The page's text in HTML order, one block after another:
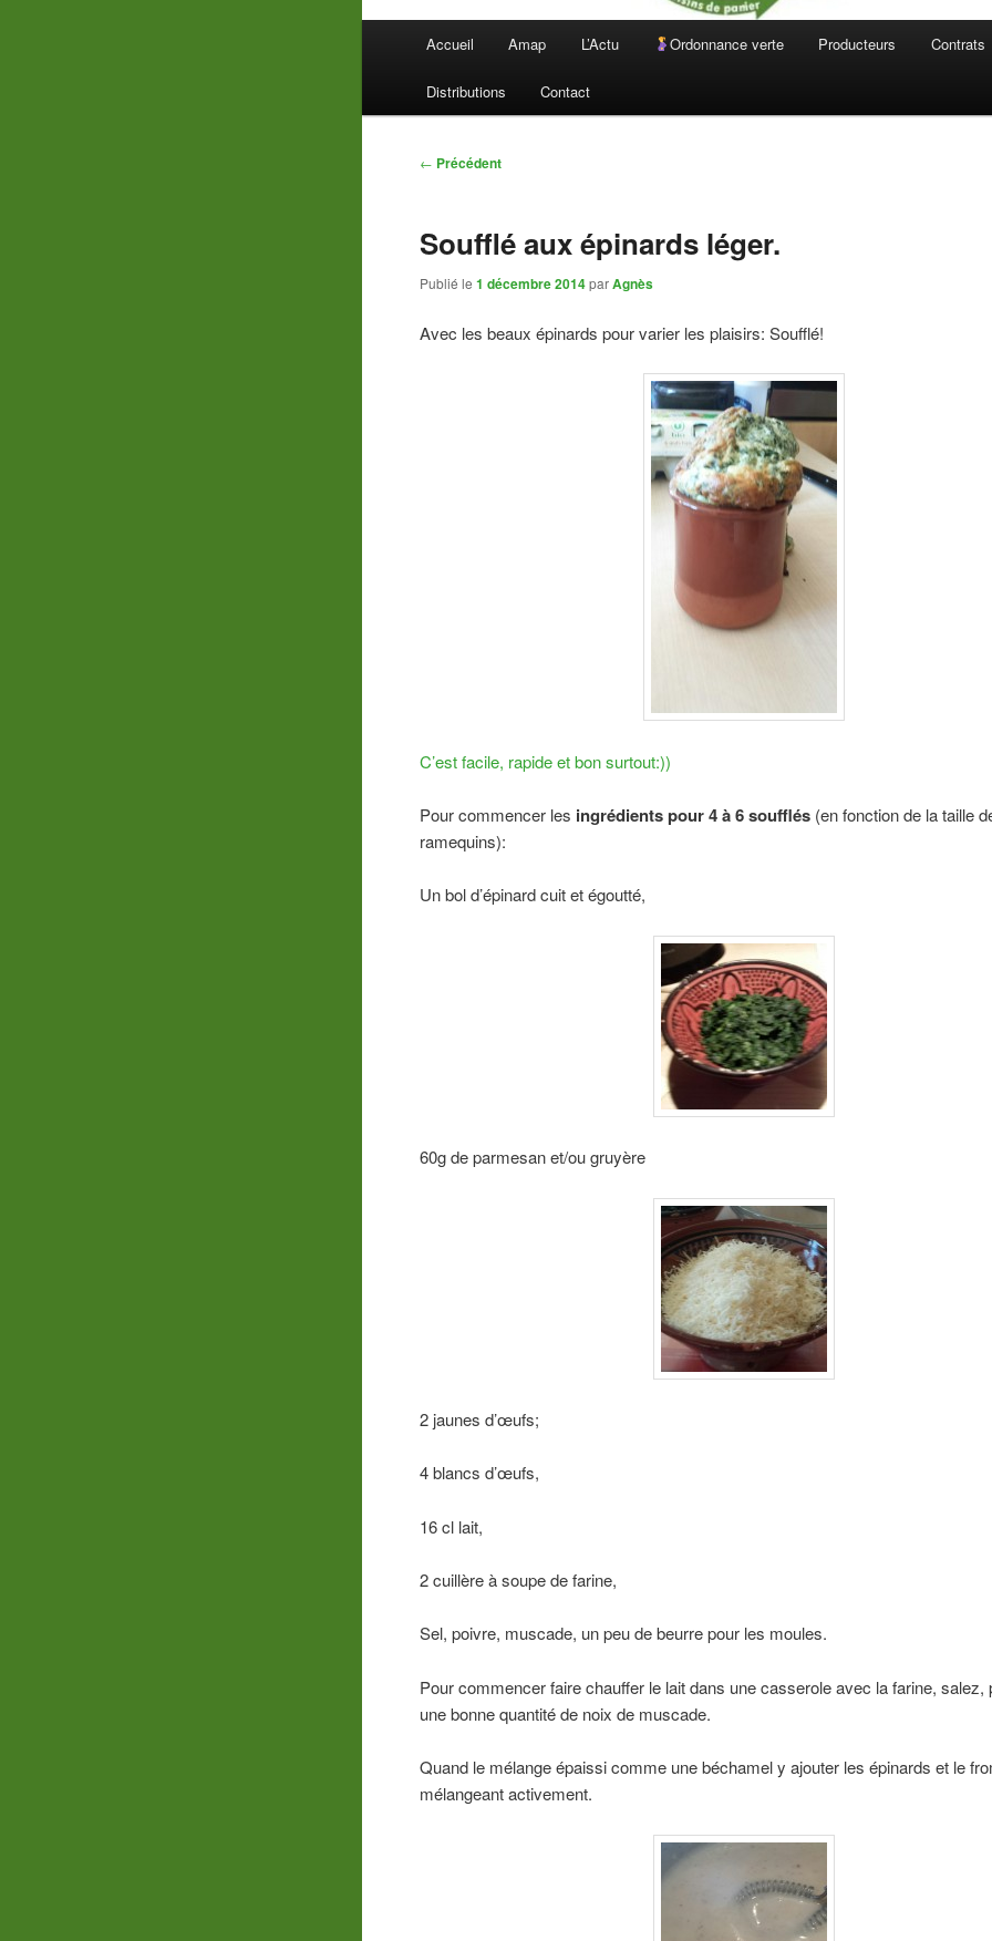
Accueil Amap L’Actu Ordonnance verte Producteurs Contrats
Distributions Contact
Navigation
← Précédent
Soufflé aux épinards léger.
Publié le1 décembre 2014 parAgnès
Avec les beaux épinards pour varier les plaisirs: Soufflé!
C’est facile, rapide et bon surtout:))
Pour commencer les ingrédients pour 4 à 6 soufflés (en fonction de la taille
ramequins):
Un bol d’épinard cuit et égoutté,
60g de parmesan et/ou gruyère
2 jaunes d’œufs;
4 blancs d’œufs,
16 cl lait,
2 cuillère à soupe de farine,
Sel, poivre, muscade, un peu de beurre pour les moules.
Pour commencer faire chauffer le lait dans une casserole avec la farine, salez,
une bonne quantité de noix de muscade.
Quand le mélange épaissi comme une béchamel y ajouter les épinards et le
mélangeant activement.